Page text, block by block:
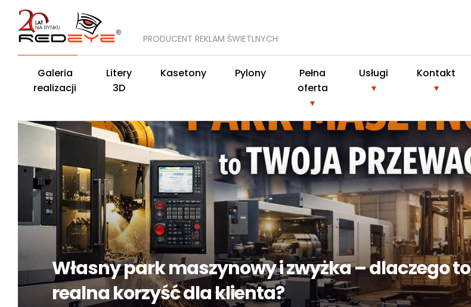
PRODUCENT REKLAM ŚWIETLNYCH
Galeria
realizacji
Litery
3D
Kasetony Pylony
Pełna
oferta
Usługi Kontakt
Własny park maszynowy i zwyżka – dlaczego to
realna korzyść dla klienta?